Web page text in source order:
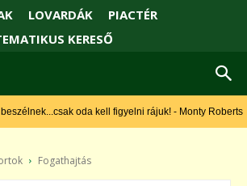
LOVARDÁK
PIACTÉR
KERESŐ
oda kell figyelni rájuk! - Monty Roberts
Fogathajtás